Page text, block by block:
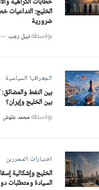
الخليج: التداعيات
ضرورية
بواسطة نبيل رجب
الجغرافيا السياسية
بين النفط
بين الخليج وإيران؟
بواسطة محمد علوش
اختيارات المحررين
الخليج وإشكالية
السيادة ومتطلبات